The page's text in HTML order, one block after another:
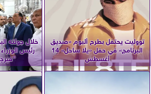
تووليت يحتفل بطرح ألبوم «صديق
البرنامج» في حفل «يلا ساحل» 14
أغسطس
خلال جولته
رئيس